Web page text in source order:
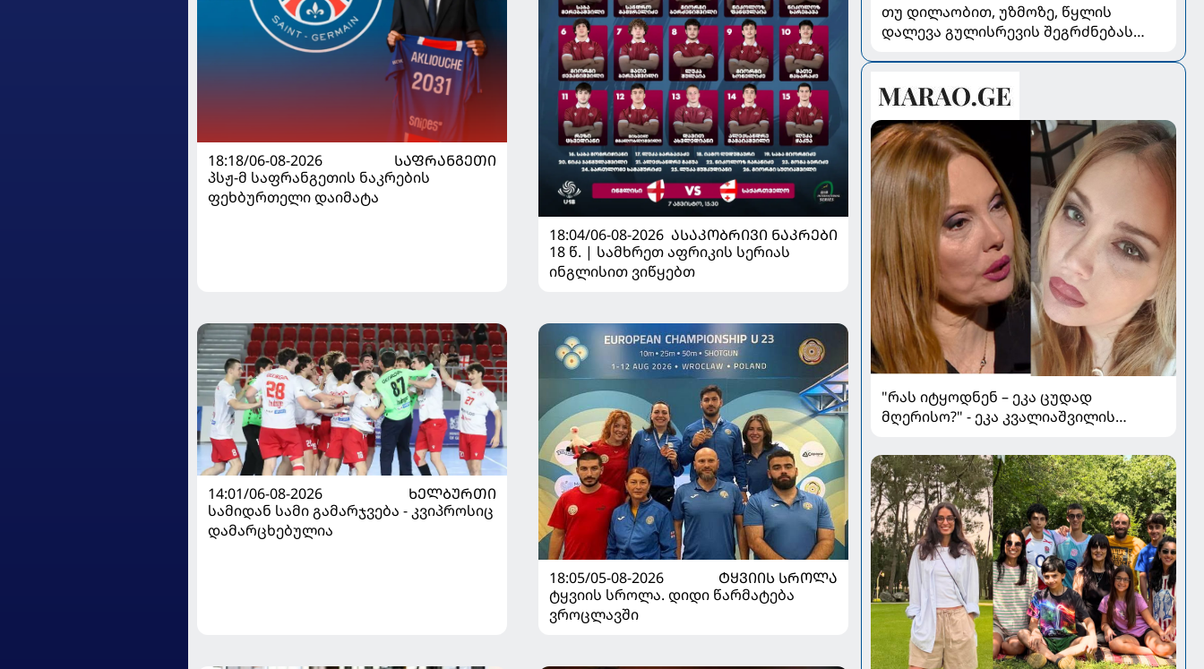
18:18/06-08-2026
ᲡᲐᲤᲠᲐᲜᲒᲔᲗᲘ
პსჟ-მ საფრანგეთის ნაკრების
ფეხბურთელი დაიმატა
18:04/06-08-2026 ᲐᲡᲐᲙᲝᲑᲠᲘᲕᲘ ᲜᲐᲙᲠᲔᲑᲘ
18 წ. | სამხრეთ აფრიკის სერიას
ინგლისით ვიწყებთ
14:01/06-08-2026
ᲮᲔᲚᲑᲣᲠᲗᲘ
სამიდან სამი გამარჯვება - კვიპროსიც
დამარცხებულია
18:05/05-08-2026
ᲢᲧᲕᲘᲘᲡ ᲡᲠᲝᲚᲐ
ტყვიის სროლა. დიდი წარმატება
ვროცლავში
თუ დილაობით, უზმოზე, წყლის
დალევა გულისრევის შეგრძნებას
"რას იტყოდნენ – ეკა ცუდად
მღერისო?" - ეკა კვალიაშვილის
რთულ პერიოდზე